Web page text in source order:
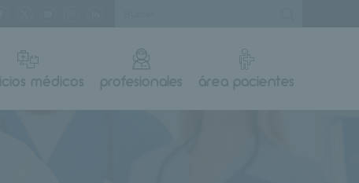
médicos profesionales área pacientes